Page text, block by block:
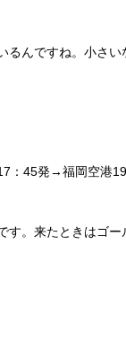
るんですね。小さ
：45発→福岡空港
す。来たときはゴ